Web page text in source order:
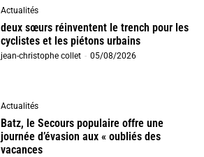
Actualités
deux sœurs réinventent le trench pour les
cyclistes et les piétons urbains
jean-christophe collet - 05/08/2026
Actualités
Batz, le Secours populaire offre une
journée d’évasion aux « oubliés des
vacances